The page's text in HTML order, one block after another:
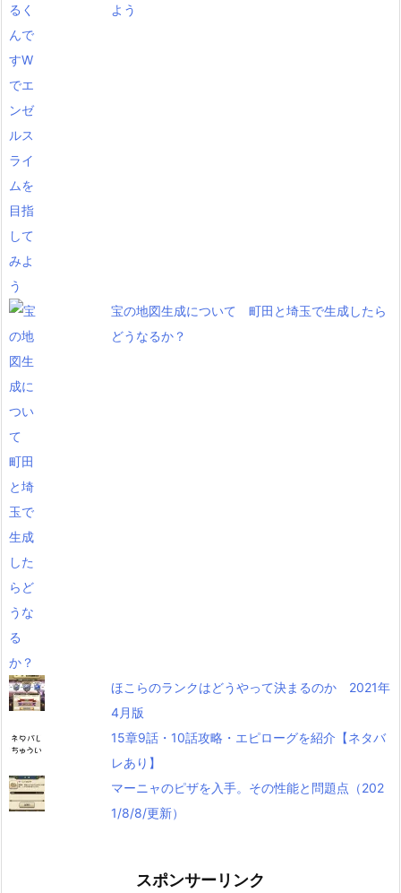
よう
宝の地図生成について 町田と埼玉で生成したら
どうなるか？
ほこらのランクはどうやって決まるのか 2021年
4月版
15章9話・10話攻略・エピローグを紹介【ネタバ
レあり】
マーニャのピザを入手。その性能と問題点（202
1/8/8/更新）
スポンサーリンク